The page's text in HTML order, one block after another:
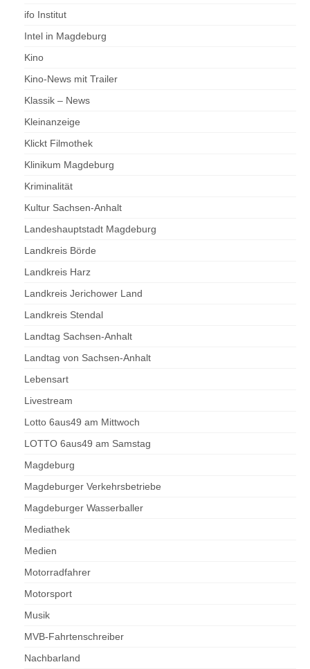
ifo Institut
Intel in Magdeburg
Kino
Kino-News mit Trailer
Klassik – News
Kleinanzeige
Klickt Filmothek
Klinikum Magdeburg
Kriminalität
Kultur Sachsen-Anhalt
Landeshauptstadt Magdeburg
Landkreis Börde
Landkreis Harz
Landkreis Jerichower Land
Landkreis Stendal
Landtag Sachsen-Anhalt
Landtag von Sachsen-Anhalt
Lebensart
Livestream
Lotto 6aus49 am Mittwoch
LOTTO 6aus49 am Samstag
Magdeburg
Magdeburger Verkehrsbetriebe
Magdeburger Wasserballer
Mediathek
Medien
Motorradfahrer
Motorsport
Musik
MVB-Fahrtenschreiber
Nachbarland